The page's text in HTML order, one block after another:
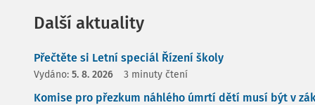
Další aktuality
Přečtěte si Letní speciál Řízení školy
Vydáno: 5. 8. 2026 3 minuty čtení
Komise pro přezkum náhlého úmrtí dětí musí být v